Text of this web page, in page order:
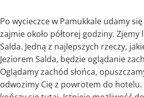
Po wycieczce w Pamukkale udamy
zajmie około półtorej godziny. Zjemy
Salda. Jedną z najlepszych rzeczy,
Jeziorem Salda, będzie oglądanie
Oglądamy zachód słońca,
odwozimy Cię z powrotem do hotelu.